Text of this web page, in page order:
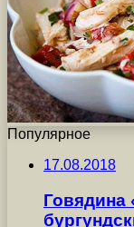
Популярное
17.08.2018
Говядина